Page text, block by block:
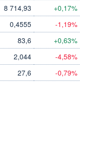
8 714,93 +0,17%
0,4555 -1,19%
83,6 +0,63%
2,044 -4,58%
27,6 -0,79%